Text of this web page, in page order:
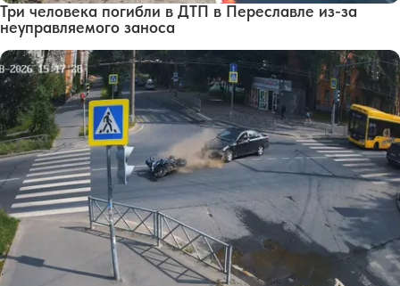
Три человека погибли в ДТП в Переславле из-за
неуправляемого заноса